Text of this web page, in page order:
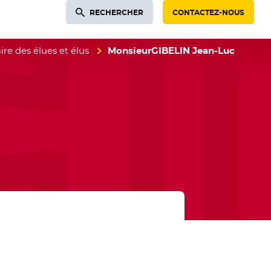
RECHERCHER CONTACTEZ-NOUS
des élues et élus MonsieurGIBELIN Jean-Luc